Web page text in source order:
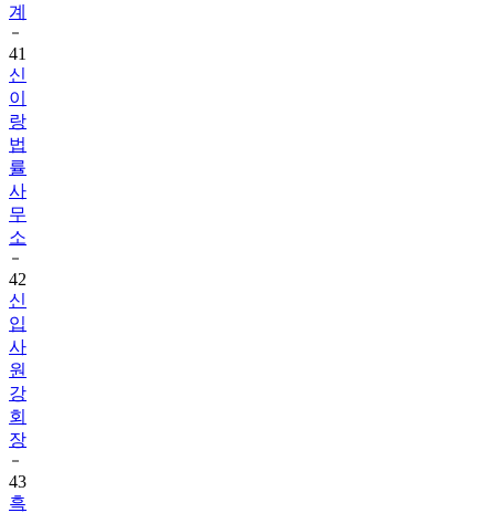
계
41
신
이
랑
법
률
사
무
소
42
신
입
사
원
강
회
장
43
흑